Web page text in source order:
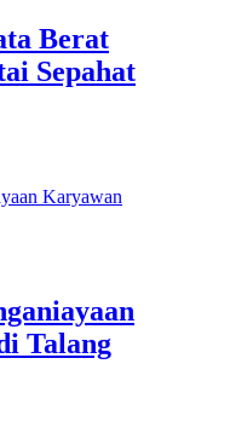
Berat
Sepahat
Talang